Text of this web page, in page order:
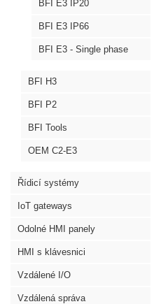
BFI E3 IP20
BFI E3 IP66
BFI E3 - Single phase
BFI H3
BFI P2
BFI Tools
OEM C2-E3
Řídicí systémy
IoT gateways
Odolné HMI panely
HMI s klávesnici
Vzdálené I/O
Vzdálená správa